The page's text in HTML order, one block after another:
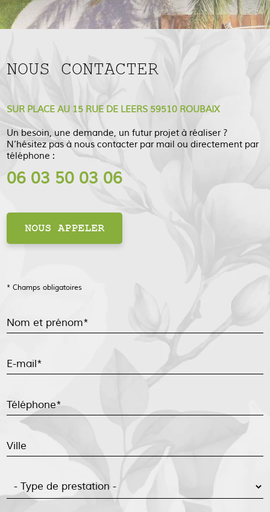
NOUS CONTACTER
SUR PLACE AU 15 RUE DE LEERS 59510 ROUBAIX
Un besoin, une demande, un futur projet à réaliser ?
N’hésitez pas à nous contacter par mail ou directement par
téléphone :
06 03 50 03 06
NOUS APPELER
* Champs obligatoires
Nom et prénom*
E-mail*
Téléphone*
Ville